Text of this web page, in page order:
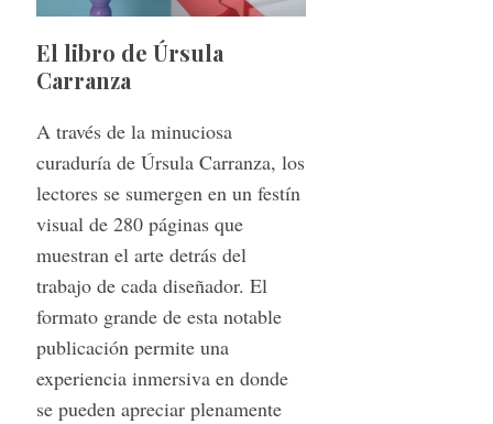
El libro de Úrsula
Carranza
A través de la minuciosa
curaduría de Úrsula Carranza, los
lectores se sumergen en un festín
visual de 280 páginas que
muestran el arte detrás del
trabajo de cada diseñador. El
formato grande de esta notable
publicación permite una
experiencia inmersiva en donde
se pueden apreciar plenamente